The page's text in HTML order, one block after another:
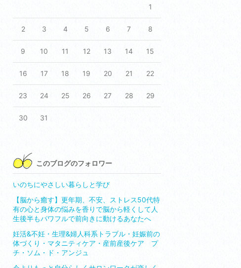
1
2 3 4 5 6 7 8
9 10 11 12 13 14 15
16 17 18 19 20 21 22
23 24 25 26 27 28 29
30 31
このブログのフォロワー
いのちにやさしい暮らしと学び
【脳から癒す】更年期、不安、ストレス50代特
有の心と身体の悩みを香りで脳から軽くして人
生後半もパワフルで前向きに動けるあなたへ
妊活&不妊・生理&婦人科系トラブル・妊娠前の
体づくり・マタニティケア・産前産後ケア プ
チ・ソム・ド・アンジュ